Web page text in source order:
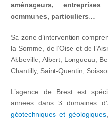
aménageurs,
communes, particuliers…
Sa zone d’intervention
la Somme, de l’Oise et de
Abbeville, Albert, Longueau,
Chantilly, Saint-Quentin,
L’agence de Brest est
années dans 3 domaines
géotechniques et géologiques